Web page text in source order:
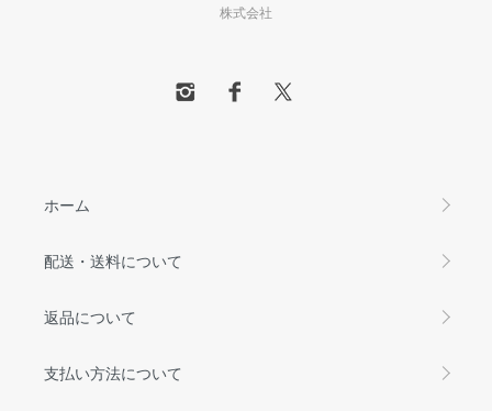
株式会社
ホーム
配送・送料について
返品について
支払い方法について